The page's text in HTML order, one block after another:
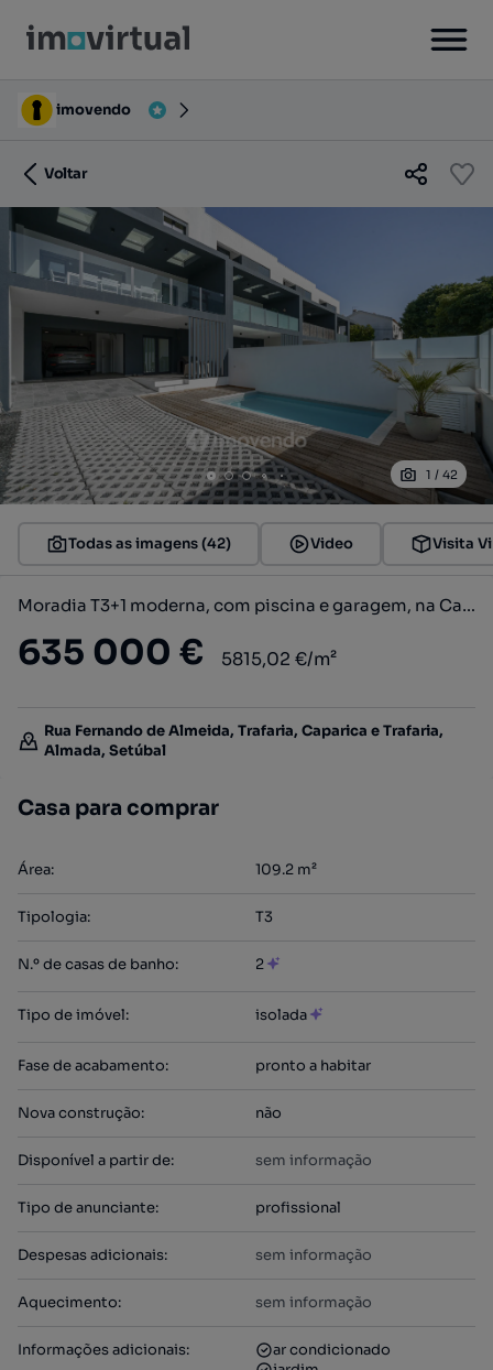
imovendo
Voltar
1 / 42
Todas as imagens (42) Video Visita
Moradia T3+1 moderna, com piscina e garagem, na Caparica
635 000 € 5815,02 €/m²
Rua Fernando de Almeida, Trafaria, Caparica e Trafaria,
Almada, Setúbal
Casa para comprar
Área: 109.2 m²
Tipologia: T3
N.º de casas de banho: 2
Tipo de imóvel: isolada
Fase de acabamento: pronto a habitar
Nova construção: não
Disponível a partir de: sem informação
Tipo de anunciante: profissional
Despesas adicionais: sem informação
Aquecimento: sem informação
Informações adicionais:
ar condicionado